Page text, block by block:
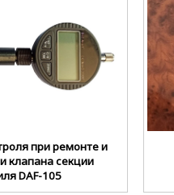
при ремонте и
клапана секции
DAF-105